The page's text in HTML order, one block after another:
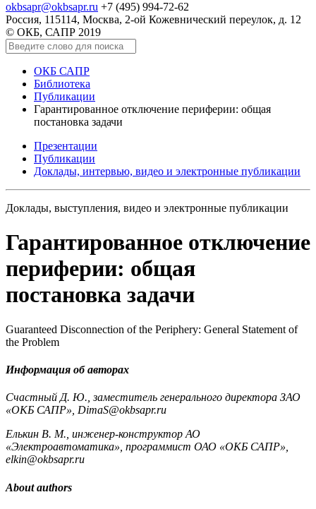
okbsapr@okbsapr.ru +7 (495) 994-72-62
Россия, 115114, Москва, 2-ой Кожевнический переулок, д. 12
© ОКБ, САПР 2019
ОКБ САПР
Библиотека
Публикации
Гарантированное отключение периферии: общая
постановка задачи
Презентации
Публикации
Доклады, интервью, видео и электронные публикации
Доклады, выступления, видео и электронные публикации
Гарантированное отключение
периферии: общая
постановка задачи
Guaranteed Disconnection of the Periphery: General Statement of
the Problem
Информация об авторах
Счастный Д. Ю., заместитель генерального директора ЗАО
«ОКБ САПР», DimaS@okbsapr.ru
Елькин В. М., инженер-конструктор АО
«Электроавтоматика», программист ОАО «ОКБ САПР»,
elkin@okbsapr.ru
About authors